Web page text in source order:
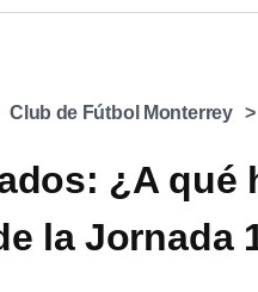
Club de Fútbol Monterrey
¿A qué
la Jornada